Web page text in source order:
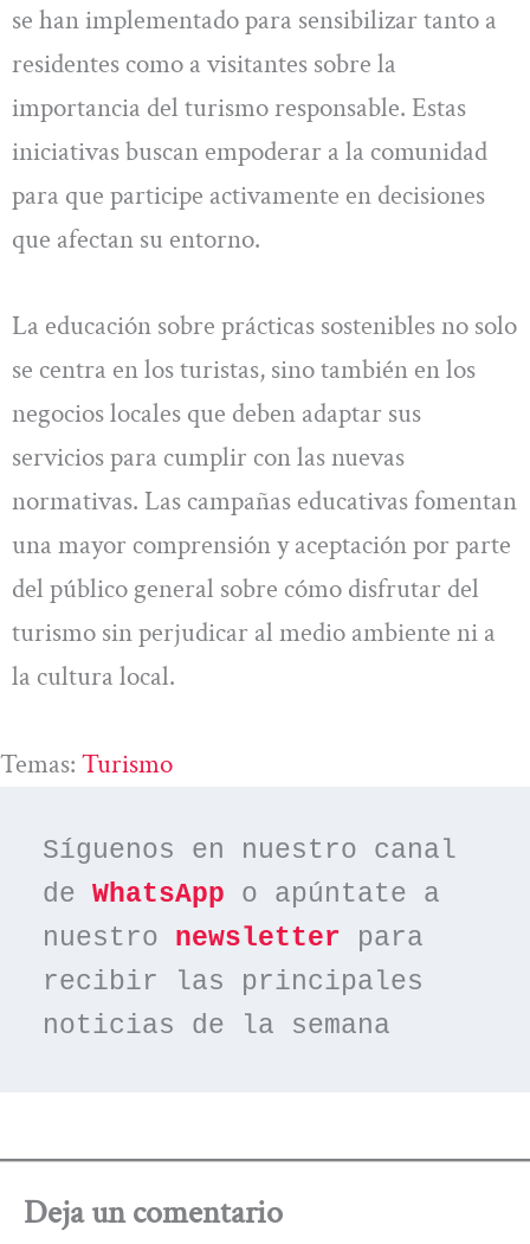
se han implementado para sensibilizar tanto a
residentes como a visitantes sobre la
importancia del turismo responsable. Estas
iniciativas buscan empoderar a la comunidad
para que participe activamente en decisiones
que afectan su entorno.
La educación sobre prácticas sostenibles no solo
se centra en los turistas, sino también en los
negocios locales que deben adaptar sus
servicios para cumplir con las nuevas
normativas. Las campañas educativas fomentan
una mayor comprensión y aceptación por parte
del público general sobre cómo disfrutar del
turismo sin perjudicar al medio ambiente ni a
la cultura local.
Temas: Turismo
Síguenos en nuestro canal
de WhatsApp o apúntate a
nuestro newsletter para
recibir las principales
noticias de la semana
Deja un comentario